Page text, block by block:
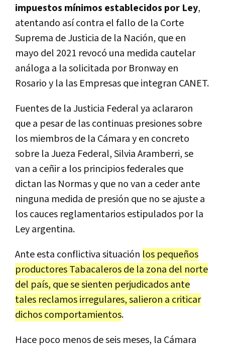
impuestos mínimos establecidos por Ley,
atentando así contra el fallo de la Corte
Suprema de Justicia de la Nación, que en
mayo del 2021 revocó una medida cautelar
análoga a la solicitada por Bronway en
Rosario y la las Empresas que integran CANET.
Fuentes de la Justicia Federal ya aclararon
que a pesar de las continuas presiones sobre
los miembros de la Cámara y en concreto
sobre la Jueza Federal, Silvia Aramberri, se
van a ceñir a los principios federales que
dictan las Normas y que no van a ceder ante
ninguna medida de presión que no se ajuste a
los cauces reglamentarios estipulados por la
Ley argentina.
Ante esta conflictiva situación los pequeños
productores Tabacaleros de la zona del norte
del país, que se sienten perjudicados ante
tales reclamos irregulares, salieron a criticar
dichos comportamientos.
Hace poco menos de seis meses, la Cámara